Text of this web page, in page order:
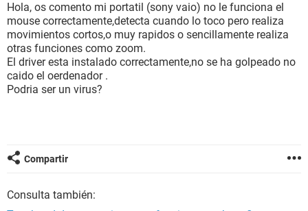
Hola, os comento mi portatil (sony vaio) no le funciona el
mouse correctamente,detecta cuando lo toco pero realiza
movimientos cortos,o muy rapidos o sencillamente realiza
otras funciones como zoom.
El driver esta instalado correctamente,no se ha golpeado no
caido el oerdenador .
Podria ser un virus?
Compartir
Consulta también: